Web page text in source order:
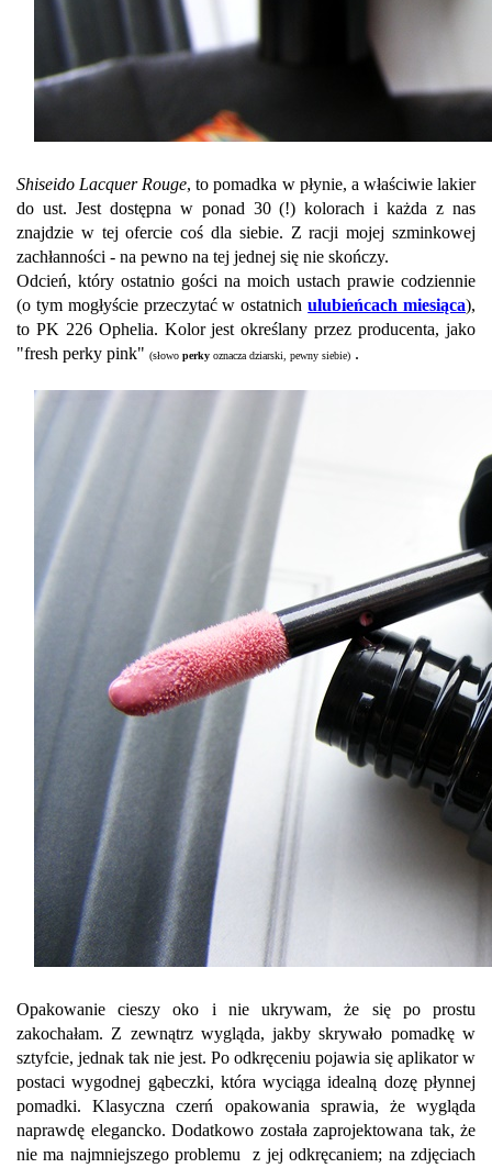
Shiseido Lacquer Rouge, to pomadka w płynie, a właściwie lakier
do ust. Jest dostępna w ponad 30 (!) kolorach i każda z nas
znajdzie w tej ofercie coś dla siebie. Z racji mojej szminkowej
zachłanności - na pewno na tej jednej się nie skończy.
Odcień, który ostatnio gości na moich ustach prawie codziennie
(o tym mogłyście przeczytać w ostatnichulubieńcach miesiąca),
to PK 226 Ophelia. Kolor jest określany przez producenta, jako
"fresh perky pink" (słowo perky oznacza dziarski, pewny siebie) .
Opakowanie cieszy oko i nie ukrywam, że się po prostu
zakochałam. Z zewnątrz wygląda, jakby skrywało pomadkę w
sztyfcie, jednak tak nie jest. Po odkręceniu pojawia się aplikator w
postaci wygodnej gąbeczki, która wyciąga idealną dozę płynnej
pomadki. Klasyczna czerń opakowania sprawia, że wygląda
naprawdę elegancko. Dodatkowo została zaprojektowana tak, że
nie ma najmniejszego problemu z jej odkręcaniem; na zdjęciach